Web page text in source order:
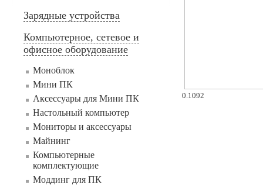
Зарядные устройства
Компьютерное, сетевое и
офисное оборудование
Моноблок
Мини ПК
Аксессуары для Мини ПК
Настольный компьютер
Мониторы и аксессуары
Майнинг
Компьютерные
комплектующие
Моддинг для ПК
0.1092